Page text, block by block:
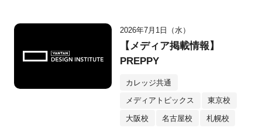
2026年7月1日（水）
【メディア掲載情報】
PREPPY
カレッジ共通
メディアトピックス 東京校
大阪校 名古屋校 札幌校